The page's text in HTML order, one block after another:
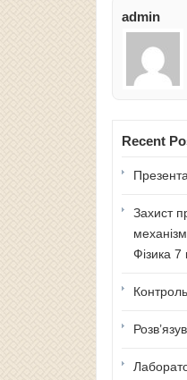
admin
Recent
Захист
Фізика 7